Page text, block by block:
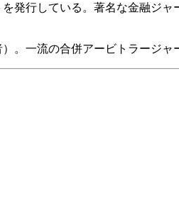
発行している。著名な金融ジ
。一流の合併アービトラージ